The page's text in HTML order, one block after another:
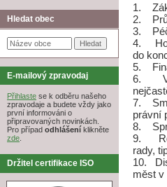
Hledat obec
E-mailový zpravodaj
Přihlaste se k odběru našeho
zpravodaje a budete vždy jako
první informováni o
připravovaných novinkách.
Pro případ odhlášení klikněte
zde.
Držitel certifikace ISO
1.
2.
3.
4.
do
5.
6.
7.
právní
8.
9.
rady,
10.
měst v